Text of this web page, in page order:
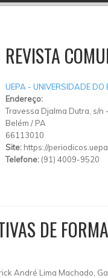
REVISTA
UEPA - UNIVERSIDADE DO
Endereço:
Travessa Djalma Dutra, s/n -
Belém / PA
66113010
Site: https://
Telefone: (91) 4009-9520
DE
André Lima Machado,